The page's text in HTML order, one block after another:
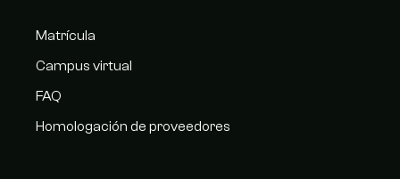
Matrícula
Campus virtual
FAQ
Homologación de proveedores